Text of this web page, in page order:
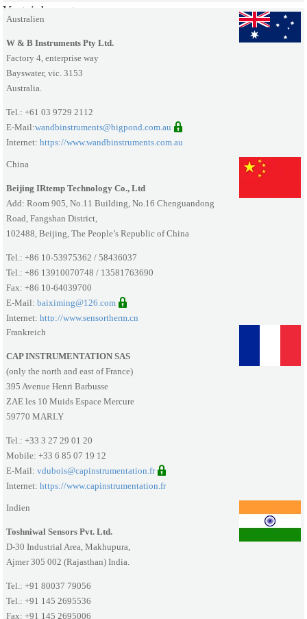
Alternative:
Vertriebs­partner
Australien
W & B Instruments Pty Ltd.
Factory 4, enterprise way
Bayswater, vic. 3153
Australia.
Tel.: +61 03 9729 2112
E-Mail:wandbinstruments@bigpond.com.au
Internet:https://www.wandbinstruments.com.au
China
Beijing IRtemp Technology Co., Ltd
Add: Room 905, No.11 Building, No.16 Chenguandong
Road, Fangshan District,
102488, Beijing, The People’s Republic of China
Tel.: +86 10-53975362 / 58436037
Tel.: +86 13910070748 / 13581763690
Fax: +86 10-64039700
E-Mail:baiximing@126.com
Internet:http://www.sensortherm.cn
Frankreich
CAP INSTRUMENTATION SAS
(only the north and east of France)
395 Avenue Henri Barbusse
ZAE les 10 Muids Espace Mercure
59770 MARLY
Tel.: +33 3 27 29 01 20
Mobile: +33 6 85 07 19 12
E-Mail:vdubois@capinstrumentation.fr
Internet:https://www.capinstrumentation.fr
Indien
Toshniwal Sensors Pvt. Ltd.
D-30 Industrial Area, Makhupura,
Ajmer 305 002 (Rajasthan) India.
Tel.: +91 80037 79056
Tel.: +91 145 2695536
Fax: +91 145 2695006